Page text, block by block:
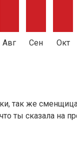
Авг Сен Окт
так же
ты сказала на